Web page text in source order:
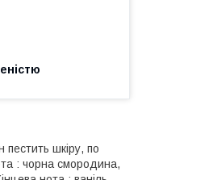
пестить шкіру, по
: чорна смородина,